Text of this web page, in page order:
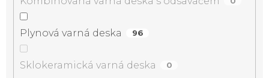
Plynová varná deska 96
Sklokeramická varná deska 0